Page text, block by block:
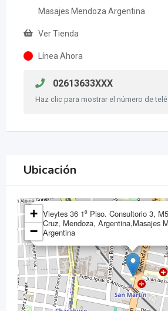
Masajes Mendoza Argentina
Ver Tienda
Línea Ahora
02613633XXX
Haz clic para mostrar el número de
Ubicación
Vieytes 36 1⁰ Piso. Consultorio 3,
Cruz, Mendoza, Argentina,Masajes
Argentina
+
−